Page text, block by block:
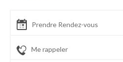
Prendre Rendez-vous
Me rappeler